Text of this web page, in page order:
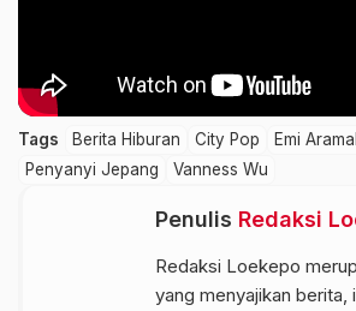
Tags Berita Hiburan City Pop
Emi
Penyanyi Jepang
Vanness Wu
Penulis Redaksi
Redaksi Loekepo
yang menyajikan berita,